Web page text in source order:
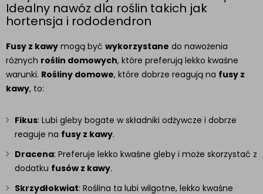
Idealny nawóz dla roślin takich jak
hortensja i rododendron
Fusy z kawy mogą być wykorzystane do nawożenia
różnych roślin domowych, które preferują lekko kwaśne
warunki. Rośliny domowe, które dobrze reagują na fusy z
kawy, to:
Fikus: Lubi gleby bogate w składniki odżywcze i dobrze
reaguje na fusy z kawy.
Dracena: Preferuje lekko kwaśne gleby i może skorzystać z
dodatku fusów z kawy.
Skrzydłokwiat: Roślina ta lubi wilgotne, lekko kwaśne